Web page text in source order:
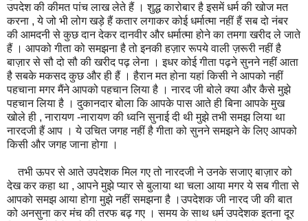
उपदेश की कीमत पांच लाख लेते हैं । शुद्ध कारोबार है इसमें धर्म की खोज मत
करना , ये जो भी लोग खड़े हैं कतार लगाकर कोई धर्मात्मा नहीं हैं सब दो नंबर
की आमदनी से कुछ दान देकर दानवीर और धर्मात्मा होने का तमगा खरीद ले जाते
हैं । आपको गीता को समझना है तो इनकी हज़ार रूपये वाली ज़रूरी नहीं है
बाज़ार से सौ दो सौ की खरीद पढ़ लेना । इधर कोई गीता पढ़ने सुनने नहीं आता
है सबके मकसद कुछ और ही हैं । हैरान मत होना यहां किसी ने आपको नहीं
पहचाना मगर मैंने आपको पहचान लिया है । नारद जी बोले क्या और कैसे मुझे
पहचान लिया है । दुकानदार बोला कि आपके पास आते ही बिना आपके मुख
खोले ही , नारायण -नारायण की ध्वनि सुनाई दी थी मुझे तभी समझ लिया था
नारदजी हैं आप । ये उचित जगह नहीं है गीता को सुनने समझने के लिए आपको
किसी और जगह जाना होगा ।
तभी ऊपर से आते उपदेशक मिल गए तो नारदजी ने उनके सजाए बाज़ार को
देख कर कहा था , आपने मुझे प्यार से बुलाया था चला आया मगर ये सब गीता से
आपको समझ आया होगा मुझे नहीं समझना है ।उपदेशक जी नारद जी की बात
को अनसुना कर मंच की तरफ बढ़ गए । समय के साथ धर्म उपदेशक इतना दूर